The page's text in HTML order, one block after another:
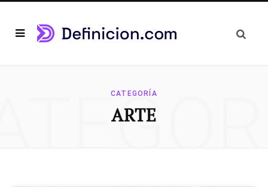
CATEGORÍA
ARTE